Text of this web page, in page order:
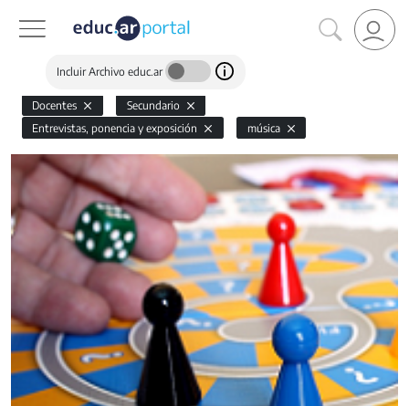
Incluir Archivo educ.ar
Docentes
Secundario
Entrevistas, ponencia y exposición
música